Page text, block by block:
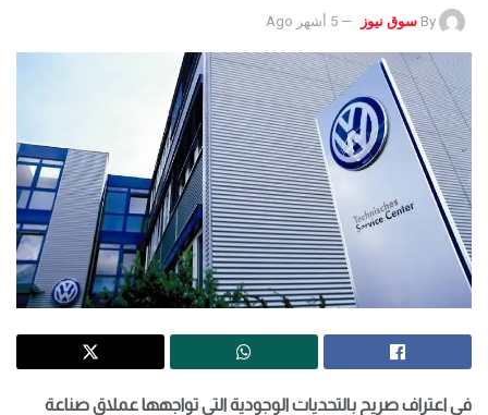
By سوق نيوز 5 أشهر Ago
في اعتراف صريح بالتحديات الوجودية التي تواجهها عملاق صناعة